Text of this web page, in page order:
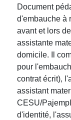
Document
d'embauche à
avant et lors
assistante
domicile. Il
pour
contrat écrit),
assistant
CESU/
d'identité,